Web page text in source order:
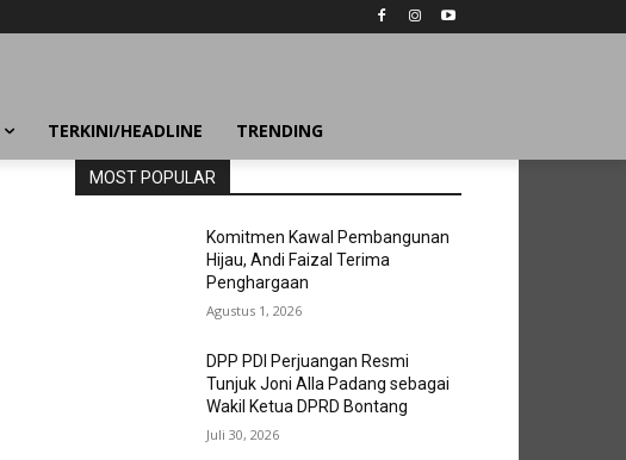
TERKINI/HEADLINE TRENDING
MOST POPULAR
Komitmen Kawal Pembangunan
Hijau, Andi Faizal Terima
Penghargaan
Agustus 1, 2026
DPP PDI Perjuangan Resmi
Tunjuk Joni Alla Padang sebagai
Wakil Ketua DPRD Bontang
Juli 30, 2026